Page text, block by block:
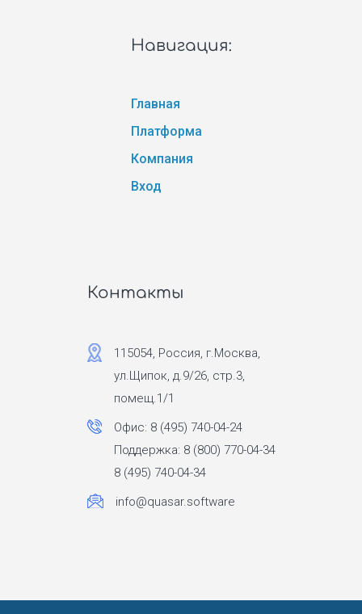
Навигация:
Главная
Платформа
Компания
Вход
Контакты
115054, Россия, г.Москва,
ул.Щипок, д.9/26, стр.3,
помещ.1/1
Офис: 8 (495) 740-04-24
Поддержка: 8 (800) 770-04-34
8 (495) 740-04-34
info@quasar.software